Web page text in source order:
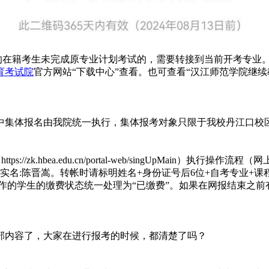
籍考生未完成原专业计划考试的，需要转接到当前开考专
考试院官方网站“下载中心”查看。也可查看“汉江师范学院继
体报名由我院统一执行，集体报考对象只限于我校丹江口
zk.hbea.edu.cn/portal-web/singUpMain）执行操作流程（
名:陈晋嵩。转帐时请标明姓名+身份证号后6位+自考专业+
学生的缴费状态统一处理为“已缴费”。如果在网报结束之
容了，大家在进行报考的时候，都清楚了吗？